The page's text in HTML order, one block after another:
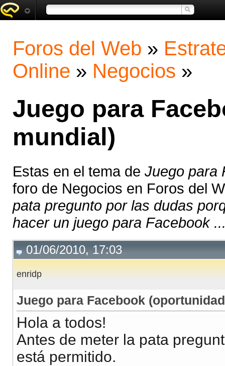
Foros del Web »
Online » Negocios »
Juego para
mundial)
Estas en el tema de Juego para
foro de Negocios en Foros del
pata pregunto por las dudas
hacer un juego para Facebook
01/06/2010, 17:03
enridp
Juego para Facebook
Hola a todos!
Antes de meter la pata
está permitido.